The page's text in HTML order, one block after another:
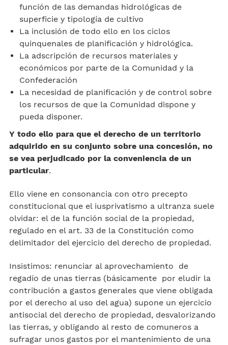
función de las demandas hidrológicas de
superficie y tipología de cultivo
La inclusión de todo ello en los ciclos
quinquenales de planificación y hidrológica.
La adscripción de recursos materiales y
económicos por parte de la Comunidad y la
Confederación
La necesidad de planificación y de control sobre
los recursos de que la Comunidad dispone y
pueda disponer.
Y todo ello para que el derecho de un territorio
adquirido en su conjunto sobre una concesión, no
se vea perjudicado por la conveniencia de un
particular.
Ello viene en consonancia con otro precepto
constitucional que el iusprivatismo a ultranza suele
olvidar: el de la función social de la propiedad,
regulado en el art. 33 de la Constitución como
delimitador del ejercicio del derecho de propiedad.
Insistimos: renunciar al aprovechamiento de
regadío de unas tierras (básicamente por eludir la
contribución a gastos generales que viene obligada
por el derecho al uso del agua) supone un ejercicio
antisocial del derecho de propiedad, desvalorizando
las tierras, y obligando al resto de comuneros a
sufragar unos gastos por el mantenimiento de una